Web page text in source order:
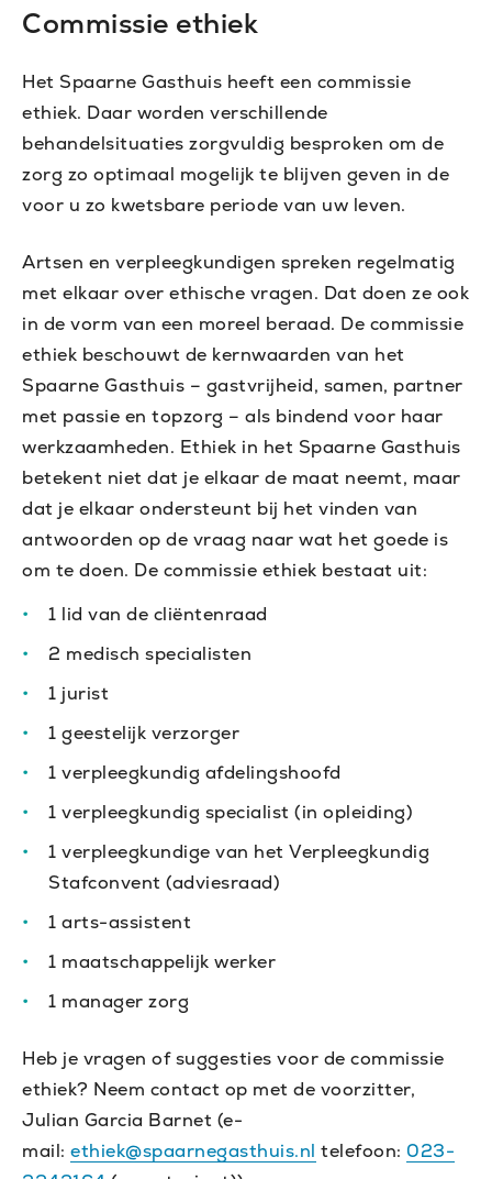
Commissie ethiek
Het Spaarne Gasthuis heeft een commissie
ethiek. Daar worden verschillende
behandelsituaties zorgvuldig besproken om de
zorg zo optimaal mogelijk te blijven geven in de
voor u zo kwetsbare periode van uw leven.
Artsen en verpleegkundigen spreken regelmatig
met elkaar over ethische vragen. Dat doen ze ook
in de vorm van een moreel beraad. De commissie
ethiek beschouwt de kernwaarden van het
Spaarne Gasthuis – gastvrijheid, samen, partner
met passie en topzorg – als bindend voor haar
werkzaamheden. Ethiek in het Spaarne Gasthuis
betekent niet dat je elkaar de maat neemt, maar
dat je elkaar ondersteunt bij het vinden van
antwoorden op de vraag naar wat het goede is
om te doen. De commissie ethiek bestaat uit:
1 lid van de cliëntenraad
2 medisch specialisten
1 jurist
1 geestelijk verzorger
1 verpleegkundig afdelingshoofd
1 verpleegkundig specialist (in opleiding)
1 verpleegkundige van het Verpleegkundig
Stafconvent (adviesraad)
1 arts-assistent
1 maatschappelijk werker
1 manager zorg
Heb je vragen of suggesties voor de commissie
ethiek? Neem contact op met de voorzitter,
Julian Garcia Barnet (e-
mail: ethiek@spaarnegasthuis.nl telefoon: 023-